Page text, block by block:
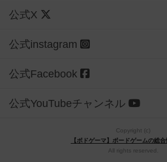
公式X
公式instagram
公式Facebook
公式YouTubeチャンネル
Copyright (c)
【ボドゲーマ】ボードゲームの総
All rights reserved.